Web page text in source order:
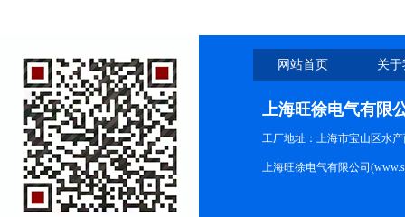
网站首页 关
上海旺徐电气有限
工厂地址：上海市宝山区水产
上海旺徐电气有限公司